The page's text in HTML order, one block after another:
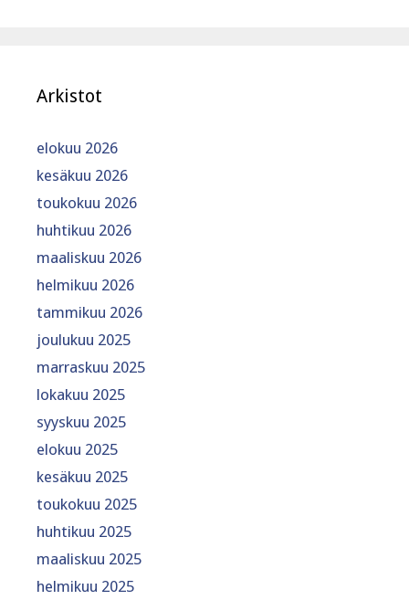
Arkistot
elokuu 2026
kesäkuu 2026
toukokuu 2026
huhtikuu 2026
maaliskuu 2026
helmikuu 2026
tammikuu 2026
joulukuu 2025
marraskuu 2025
lokakuu 2025
syyskuu 2025
elokuu 2025
kesäkuu 2025
toukokuu 2025
huhtikuu 2025
maaliskuu 2025
helmikuu 2025